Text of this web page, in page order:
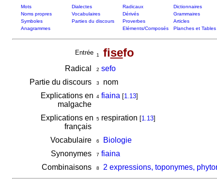
Mots Dialectes Radicaux
Dictionnaires
Noms propres
Vocabulaires Dérivés
Grammaires
Symboles
Parties du discours Proverbes
Articles
Anagrammes
Eléments/Composés Planches et Tables
Entrée 1 fisefo
Radical 2 sefo
Partie du discours
3
nom
Explications en
malgache
4 fiaina [1.13]
Explications en
français
5respiration [1.13]
Vocabulaire 6
Biologie
Synonymes
7 fiaina
Combinaisons
8 2 expressions, toponymes,